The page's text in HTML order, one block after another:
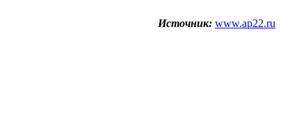
Источник: www.ap22.ru